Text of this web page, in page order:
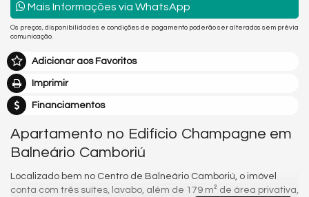
Mais Informações via WhatsApp
Os preços, disponibilidades e condições de pagamento poderão ser alterados sem prévia
comunicação.
Adicionar aos Favoritos
Imprimir
Financiamentos
Apartamento no Edifício Champagne em
Balneário Camboriú
Localizado bem no Centro de Balneário Camboriú, o imóvel
conta com três suítes, lavabo, além de 179 m² de área privativa,